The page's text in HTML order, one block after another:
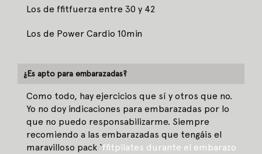
Los de ffitfuerza entre 30 y 42
Los de Power Cardio 10min
¿Es apto para embarazadas?
Como todo, hay ejercicios que sí y otros que no.
Yo no doy indicaciones para embarazadas por lo
que no puedo responsabilizarme. Siempre
recomiendo a las embarazadas que tengáis el
maravilloso pack ‘ffitpilates durante el embarazo